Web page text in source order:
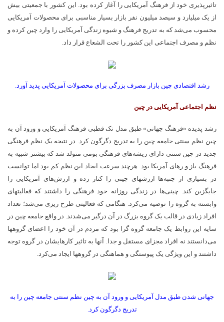
تاثیرپذیری خود از فرهنگ آمریکایی را آغاز کرده بود. این کشور با جمعیتی بیش
از یک میلیارد و سیصد میلیون نفر بازار بسیار مناسبی برای محصولات آمریکایی
محسوب می­‌شد که به تدریج فرهنگ و شیوه زندگی آمریکایی را وارد چین کرده و
نظم و مصرف اجتماعی این کشور را تحت الشعاع قرار داد.
رشد اقتصادی چین بازار مصرف بزرگی برای محصولات آمریکایی پدید آورد.
نظم اجتماعی آمریکایی در چین
رشد پدیده «فرهنگ جهانی» طبق مدل تک قطبی فرهنگ آمریکایی و ورود آن به
چین نظم سنتی جامعه چین را به تدریج دگرگون کرد. در نتیجه یک نظم فرهنگی
جدید در چین سنتی دارای ریشه­‌های فرهنگی بومی متولد شد که بیشتر شبیه به
فرهنگ باز و رهای آمریکا بود. هرچند سرعت ایجاد این نظم کم بود اما توانست
در بسیاری از جنبه­‌ها ارزش­های چینی را کنار زده و ارزش­‌های آمریکایی را
جایگزین کند. چینی­‌ها در زندگی روزانه خود فرهنگی را داشتند که فعالیتهای
وابسته به گروه را توصیه می­‌کرد. هنگامی که فعالیتی طرح ریزی می­‌شد؛ تعداد
افراد زیادی در قالب یک گروه بزرگ در آن درگیر می­‌شدند. در واقع جامعه چین در
سایه این روابط یک جامعه گروه گرا بود که مردم در آن خود را اعضای گروه­ها
می­‌دانستند نه افراد مجزای مستقل و جدا. آنها به تاثیر کارهایشان در گروه توجه
داشتند و این ویژگی یک پیوستگی و هماهنگی در گروه­ها ایجاد می­‌کرد.
جهانی شدن طبق مدل آمریکایی و ورود آن به چین نظم سنتی جامعه چین را به
تدریج دگرگون کرد.